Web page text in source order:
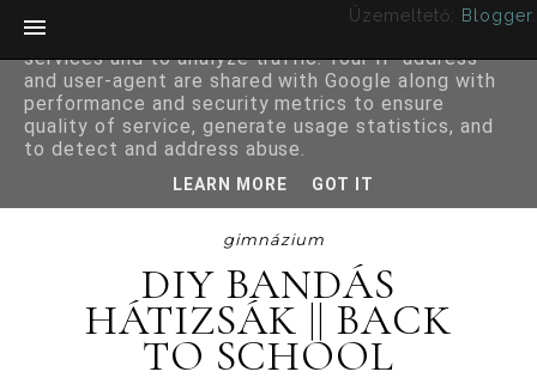
Üzemeltető: Blogger
gimnázium
DIY BANDÁS
HÁTIZSÁK || BACK
TO SCHOOL
This site uses cookies from Google to deliver its
services and to analyze traffic. Your IP address
and user-agent are shared with Google along with
performance and security metrics to ensure
quality of service, generate usage statistics, and
to detect and address abuse.
LEARN MORE GOT IT